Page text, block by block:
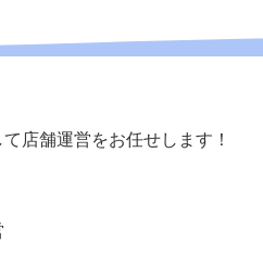
店舗運営をお任せします！